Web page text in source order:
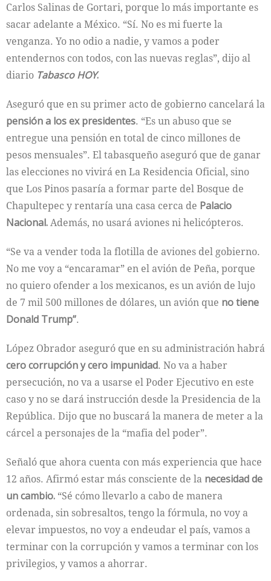
Carlos Salinas de Gortari, porque lo más importante es
sacar adelante a México. “Sí. No es mi fuerte la
venganza. Yo no odio a nadie, y vamos a poder
entendernos con todos, con las nuevas reglas”, dijo al
diario Tabasco HOY.
Aseguró que en su primer acto de gobierno cancelará la
pensión a los ex presidentes. “Es un abuso que se
entregue una pensión en total de cinco millones de
pesos mensuales”. El tabasqueño aseguró que de ganar
las elecciones no vivirá en La Residencia Oficial, sino
que Los Pinos pasaría a formar parte del Bosque de
Chapultepec y rentaría una casa cerca de Palacio
Nacional.Además, no usará aviones ni helicópteros.
“Se va a vender toda la flotilla de aviones del gobierno.
No me voy a “encaramar” en el avión de Peña, porque
no quiero ofender a los mexicanos, es un avión de lujo
de 7 mil 500 millones de dólares, un avión que no tiene
Donald Trump”.
López Obrador aseguró que en su administración habrá
cero corrupción y cero impunidad. No va a haber
persecución, no va a usarse el Poder Ejecutivo en este
caso y no se dará instrucción desde la Presidencia de la
República. Dijo que no buscará la manera de meter a la
cárcel a personajes de la “mafia del poder”.
Señaló que ahora cuenta con más experiencia que hace
12 años. Afirmó estar más consciente de la necesidad de
un cambio. “Sé cómo llevarlo a cabo de manera
ordenada, sin sobresaltos, tengo la fórmula, no voy a
elevar impuestos, no voy a endeudar el país, vamos a
terminar con la corrupción y vamos a terminar con los
privilegios, y vamos a ahorrar.